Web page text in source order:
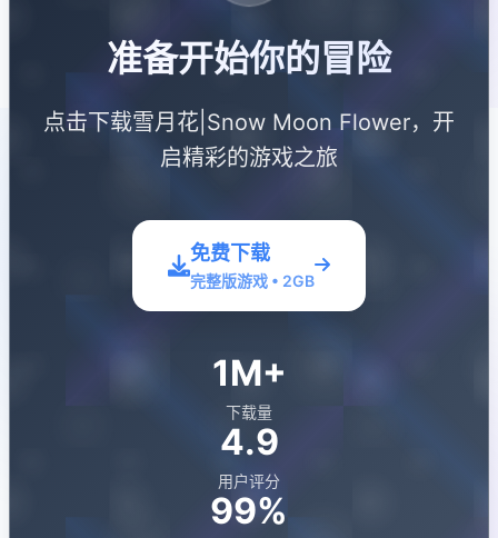
准备开始你的冒险
点击下载雪月花|Snow Moon Flower，开
启精彩的游戏之旅
免费下载
完整版游戏 • 2GB
1M+
下载量
4.9
用户评分
99%